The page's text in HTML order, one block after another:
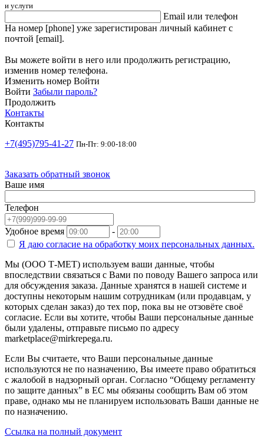
и услуги
Email или телефон
На номер [phone] уже зарегистирован личный кабинет с
почтой [email].
Вы можете войти в него или продолжить регистрацию,
изменив номер телефона.
Изменить номер Войти
Войти Забыли пароль?
Продолжить
Контакты
Контакты
+7(495)795-41-27 Пн-Пт: 9:00-18:00
Заказать обратный звонок
Ваше имя
Телефон
Удобное время
-
Я даю согласие на обработку моих персональных данных.
Мы (ООО Т-МЕТ) используем ваши данные, чтобы
впоследствии связаться с Вами по поводу Вашего запроса или
для обсуждения заказа. Данные хранятся в нашей системе и
доступны некоторым нашим сотрудникам (или продавцам, у
которых сделан заказ) до тех пор, пока вы не отзовёте своё
согласие. Если вы хотите, чтобы Ваши персональные данные
были удалены, отправьте письмо по адресу
marketplace@mirkrepega.ru.
Если Вы считаете, что Ваши персональные данные
используются не по назначению, Вы имеете право обратиться
с жалобой в надзорный орган. Согласно “Общему регламенту
по защите данных” в ЕС мы обязаны сообщить Вам об этом
праве, однако мы не планируем использовать Ваши данные не
по назначению.
Ссылка на полный документ